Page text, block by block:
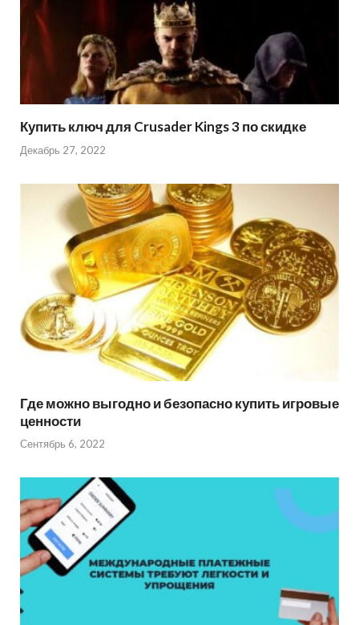
Купить ключ для Crusader Kings 3 по скидке
Декабрь 27, 2022
Где можно выгодно и безопасно купить игровые
ценности
Сентябрь 6, 2022